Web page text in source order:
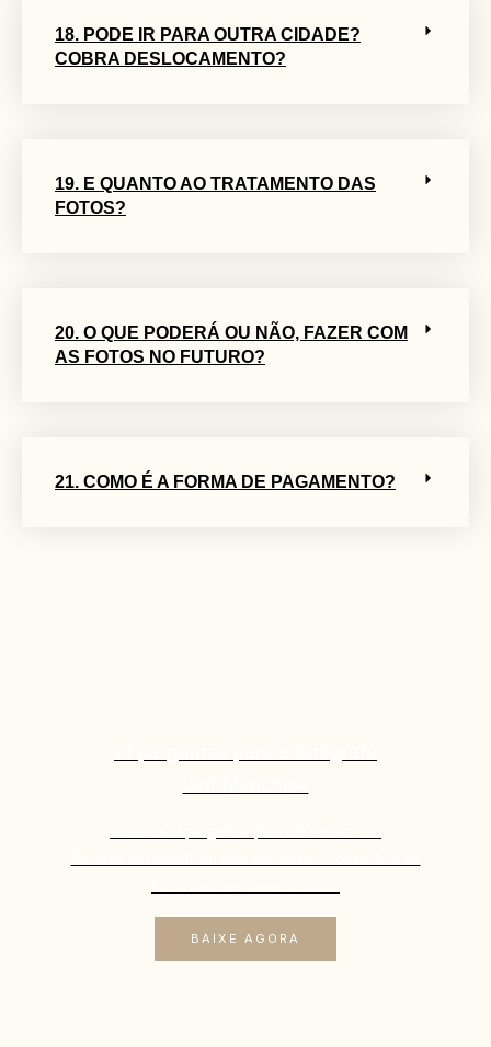
18. PODE IR PARA OUTRA CIDADE?
COBRA DESLOCAMENTO?
19. E QUANTO AO TRATAMENTO DAS
FOTOS?
20. O QUE PODERÁ OU NÃO, FAZER COM
AS FOTOS NO FUTURO?
21. COMO É A FORMA DE PAGAMENTO?
BAIXE AGORA